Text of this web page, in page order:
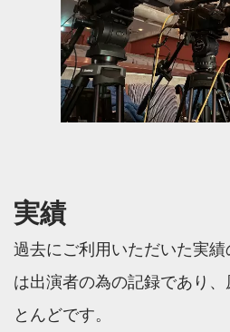
実績
過去にご利用いただいた実
は出演者の為の記録であり
とんどです。